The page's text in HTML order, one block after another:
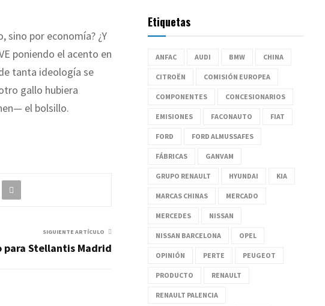
sino por economía? ¿Y
poniendo el acento en
tanta ideología se
gallo hubiera
el bolsillo.
SIGUIENTE ARTÍCULO
para Stellantis Madrid
Etiquetas
ANFAC AUDI BMW CHINA
CITROËN COMISIÓN EUROPEA
COMPONENTES CONCESIONARIOS
EMISIONES FACONAUTO FIAT
FORD FORD ALMUSSAFES
FÁBRICAS GANVAM
GRUPO RENAULT HYUNDAI KIA
MARCAS CHINAS MERCADO
MERCEDES NISSAN
NISSAN BARCELONA OPEL
OPINIÓN PERTE PEUGEOT
PRODUCTO RENAULT
RENAULT PALENCIA